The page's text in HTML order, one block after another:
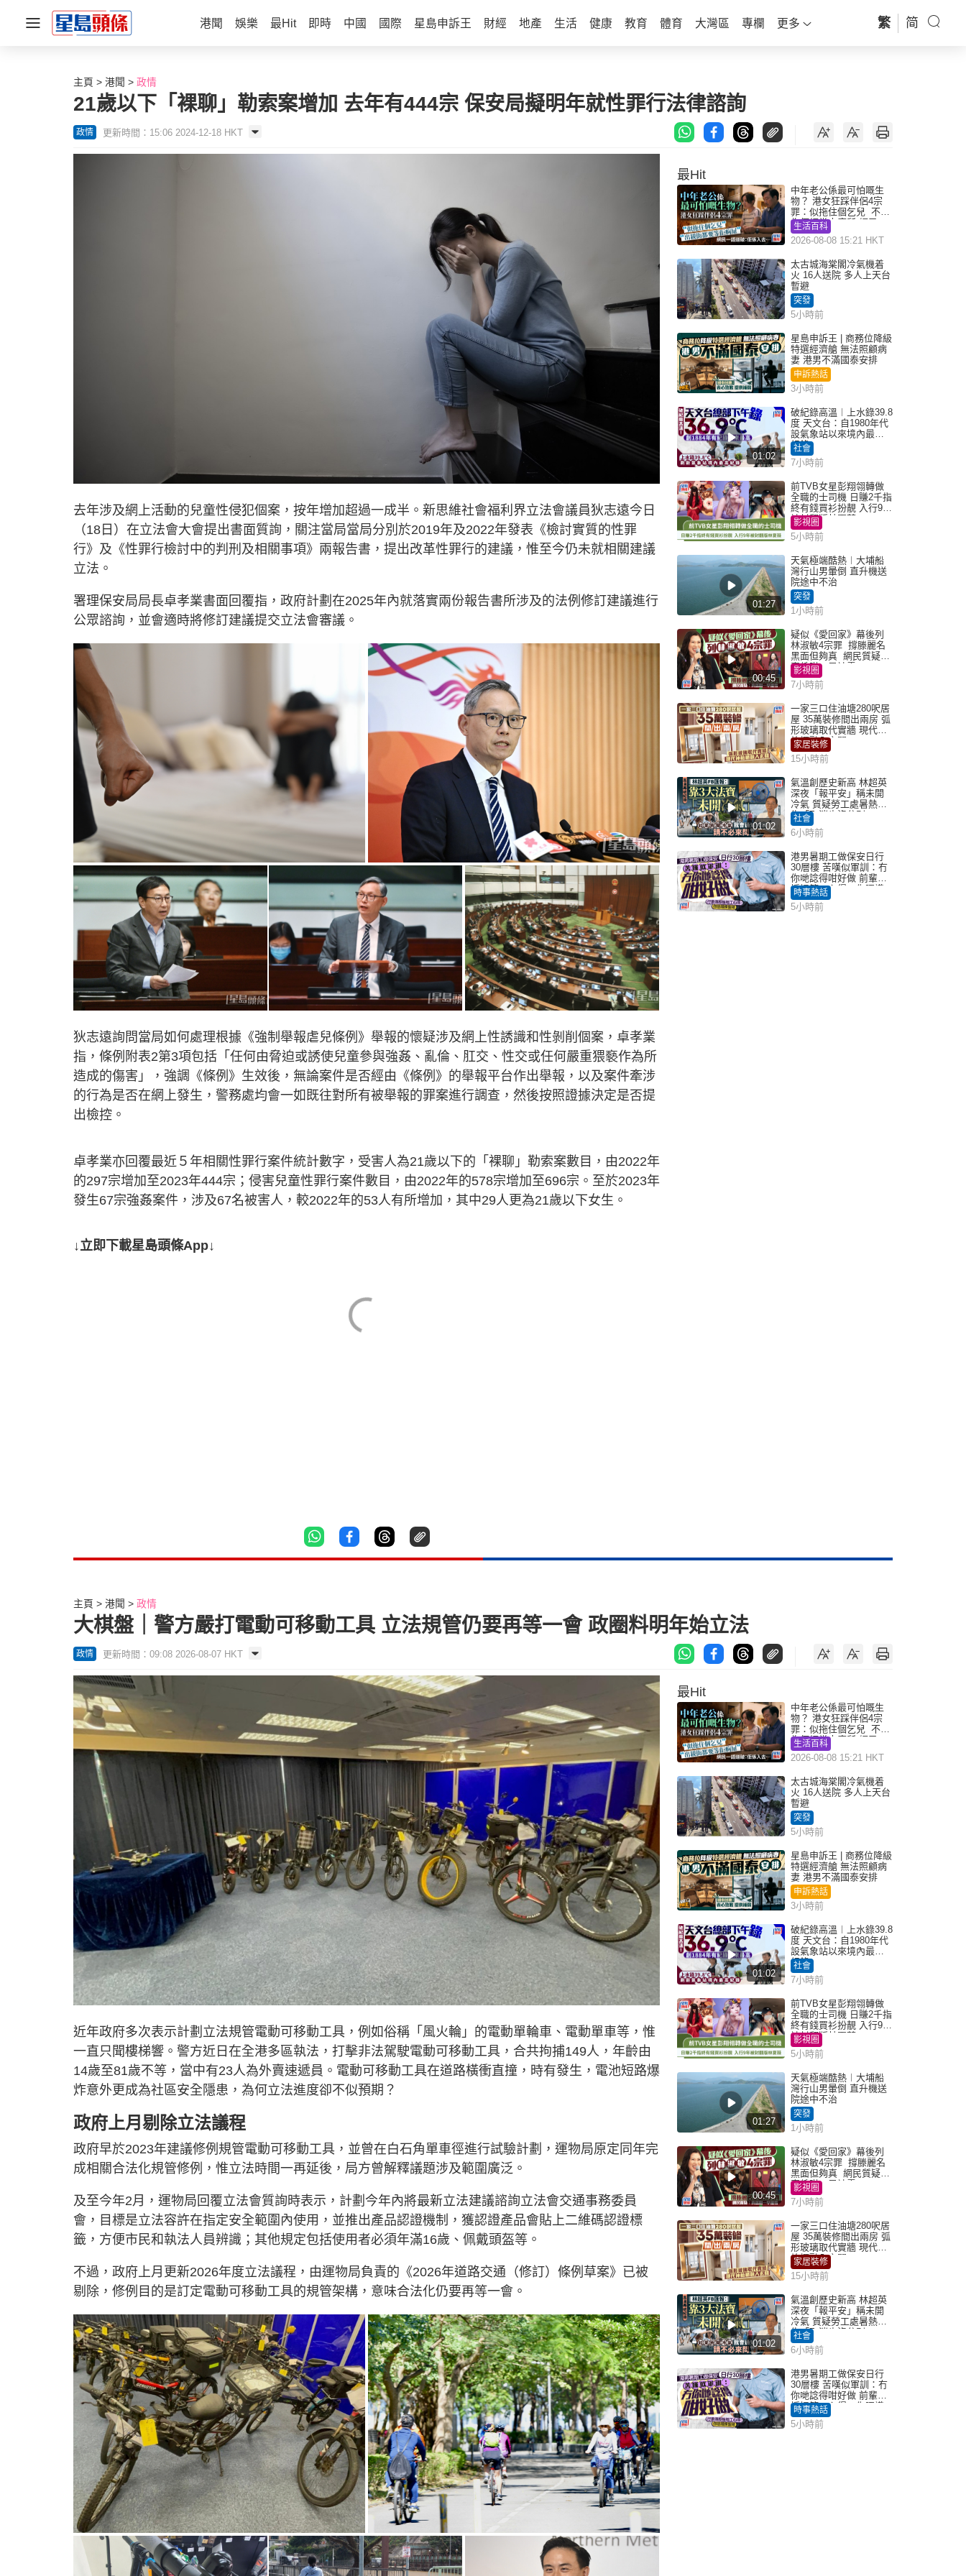
港聞 娛樂 最Hit 即時 中國 國際 星島申訴王 財經 地產 生活 健康 教育 體育 大灣區 專欄 更多 繁 简
主頁 港聞 政情
21歲以下「裸聊」勒索案增加 去年有444宗 保安局擬明年就性罪行法律諮詢
政情 更新時間：15:06 2024-12-18 HKT
去年涉及網上活動的兒童性侵犯個案，按年增加超過一成半。 新思維社會福利界立法會議員狄志遠今日
（18日）在立法會大會提出書面質詢，關注當局當局分別於2019年及2022年發表《檢討實質的性罪
行》及《性罪行檢討中的判刑及相關事項》兩報告書，提出改革性罪行的建議，惟至今仍未就相關建議
立法。
署理保安局局長卓孝業書面回覆指，政府計劃在2025年內就落實兩份報告書所涉及的法例修訂建議進行
公眾諮詢，並會適時將修訂建議提交立法會審議。
狄志遠詢問當局如何處理根據《強制舉報虐兒條例》舉報的懷疑涉及網上性誘識和性剝削個案，卓孝業
指，條例附表2第3項包括「任何由脅迫或誘使兒童參與強姦、亂倫、肛交、性交或任何嚴重猥褻作為所
造成的傷害」，強調《條例》生效後，無論案件是否經由《條例》的舉報平台作出舉報，以及案件牽涉
的行為是否在網上發生，警務處均會一如既往對所有被舉報的罪案進行調查，然後按照證據決定是否提
出檢控。
卓孝業亦回覆最近５年相關性罪行案件統計數字，受害人為21歲以下的「裸聊」勒索案數目，由2022年
的297宗增加至2023年444宗；侵害兒童性罪行案件數目，由2022年的578宗增加至696宗。至於2023年
發生67宗強姦案件，涉及67名被害人，較2022年的53人有所增加，其中29人更為21歲以下女生。
↓立即下載星島頭條App↓
最Hit
中年老公係最可怕嘅生
物？ 港女狂踩伴侶4宗
罪：似拖住個乞兒 不解
為何經常去廁所 網民一
語道破
生活百科
2026-08-08 15:21 HKT
太古城海棠閣冷氣機着
火 16人送院 多人上天台
暫避
突發
5小時前
星島申訴王 | 商務位降級
特選經濟艙 無法照顧病
妻 港男不滿國泰安排
申訴熱話
3小時前
01:02
破紀錄高溫︱上水錄39.8
度 天文台：自1980年代
設氣象站以來境內最高
紀錄
社會
7小時前
前TVB女星彭翔翎轉做
全職的士司機 日賺2千指
終有錢買衫扮靚 入行9年
被封翻版林夏薇
影視圈
5小時前
01:27
天氣極端酷熱︱大埔船
灣行山男暈倒 直升機送
院途中不治
突發
1小時前
00:45
疑似《愛回家》幕後列
林淑敏4宗罪 撐滕麗名
黑面但夠真 網民質疑：
真係咁一早被雪
影視圈
7小時前
一家三口住油塘280呎居
屋 35萬裝修間出兩房 弧
形玻璃取代實牆 現代神
枱櫃融入玄關
家居裝修
15小時前
01:02
氣溫創歷史新高 林超英
深夜「報平安」稱未開
冷氣 質疑勞工處暑熱警
告「取消也沒分別」
社會
6小時前
港男暑期工做保安日行
30層樓 苦嘆似軍訓：冇
你哋諗得咁好做 前輩傳
授搵筍工心得：你唔識
揀盤啫｜Juicy叮
時事熱話
5小時前
主頁 港聞 政情
大棋盤｜警方嚴打電動可移動工具 立法規管仍要再等一會 政圈料明年始立法
政情 更新時間：09:08 2026-08-07 HKT
近年政府多次表示計劃立法規管電動可移動工具，例如俗稱「風火輪」的電動單輪車、電動單車等，惟
一直只聞樓梯響。警方近日在全港多區執法，打擊非法駕駛電動可移動工具，合共拘捕149人，年齡由
14歲至81歲不等，當中有23人為外賣速遞員。電動可移動工具在道路橫衝直撞，時有發生，電池短路爆
炸意外更成為社區安全隱患，為何立法進度卻不似預期？
政府上月剔除立法議程
政府早於2023年建議修例規管電動可移動工具，並曾在白石角單車徑進行試驗計劃，運物局原定同年完
成相關合法化規管修例，惟立法時間一再延後，局方曾解釋議題涉及範圍廣泛。
及至今年2月，運物局回覆立法會質詢時表示，計劃今年內將最新立法建議諮詢立法會交通事務委員
會，目標是立法容許在指定安全範圍內使用，並推出產品認證機制，獲認證產品會貼上二維碼認證標
籤，方便市民和執法人員辨識；其他規定包括使用者必須年滿16歲、佩戴頭盔等。
不過，政府上月更新2026年度立法議程，由運物局負責的《2026年道路交通（修訂）條例草案》已被
剔除，修例目的是訂定電動可移動工具的規管架構，意味合法化仍要再等一會。
最Hit
中年老公係最可怕嘅生
物？ 港女狂踩伴侶4宗
罪：似拖住個乞兒 不解
為何經常去廁所 網民一
語道破
生活百科
2026-08-08 15:21 HKT
太古城海棠閣冷氣機着
火 16人送院 多人上天台
暫避
突發
5小時前
星島申訴王 | 商務位降級
特選經濟艙 無法照顧病
妻 港男不滿國泰安排
申訴熱話
3小時前
01:02
破紀錄高溫︱上水錄39.8
度 天文台：自1980年代
設氣象站以來境內最高
紀錄
社會
7小時前
前TVB女星彭翔翎轉做
全職的士司機 日賺2千指
終有錢買衫扮靚 入行9年
被封翻版林夏薇
影視圈
5小時前
01:27
天氣極端酷熱︱大埔船
灣行山男暈倒 直升機送
院途中不治
突發
1小時前
00:45
疑似《愛回家》幕後列
林淑敏4宗罪 撐滕麗名
黑面但夠真 網民質疑：
真係咁一早被雪
影視圈
7小時前
一家三口住油塘280呎居
屋 35萬裝修間出兩房 弧
形玻璃取代實牆 現代神
枱櫃融入玄關
家居裝修
15小時前
01:02
氣溫創歷史新高 林超英
深夜「報平安」稱未開
冷氣 質疑勞工處暑熱警
告「取消也沒分別」
社會
6小時前
港男暑期工做保安日行
30層樓 苦嘆似軍訓：冇
你哋諗得咁好做 前輩傳
授搵筍工心得：你唔識
揀盤啫｜Juicy叮
時事熱話
5小時前